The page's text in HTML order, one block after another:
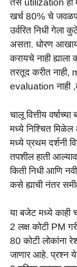
तसे utilization ही
खर्च 80% चे
उर्वरित निधी गेला
असता. धोरण
करायचे नाही
तरतूद करीत
evaluation नाही
चालू वित्तीय
मध्ये निश्चित मिळेल
मध्ये प्रथम दर्शनी
तपशील हाती
किती निधी आणि
कसे ह्याची नंतर
या बजेट मध्ये काही
2 लक्ष कोटी PM
80 कोटी लोकांना
जाणार आहे. प्रश्न